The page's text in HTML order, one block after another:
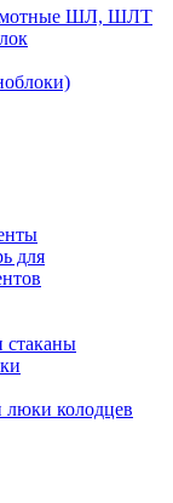
ШЛ, ШЛТ
для
стаканы
колодцев